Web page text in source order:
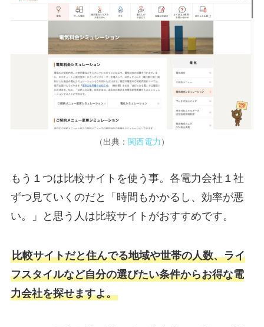
（出典： 関西電力 ）
もう１つは比較サイトを使う事。各電力会社１社
ずつ見ていくのだと「時間もかかるし、効率が悪
い。」と思う人は比較サイトがおすすめです。
比較サイトだと住んでる地域や世帯の人数、ライ
フスタイルなど自分の選びたい条件からお得な電
力会社を探せますよ。